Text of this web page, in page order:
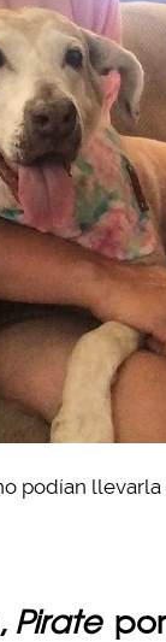
podían
Pirate